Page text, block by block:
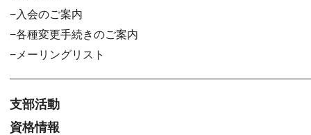
入会のご案内
各種変更手続きのご案内
メーリングリスト
支部活動
資格情報